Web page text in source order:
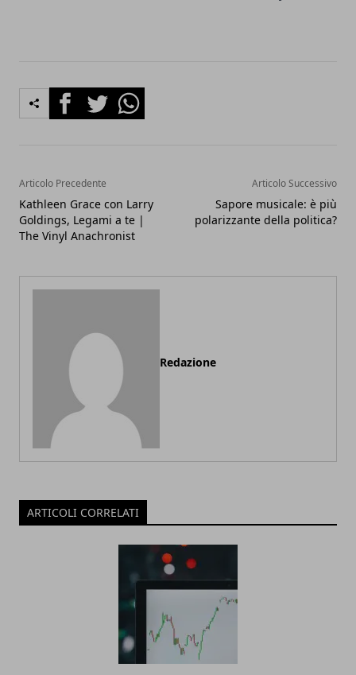
FacebookTwitterWhatsapp
Articolo Precedente
Kathleen Grace con Larry
Goldings, Legami a te |
The Vinyl Anachronist
Articolo Successivo
Sapore musicale: è più
polarizzante della politica?
Redazione
ARTICOLI CORRELATI